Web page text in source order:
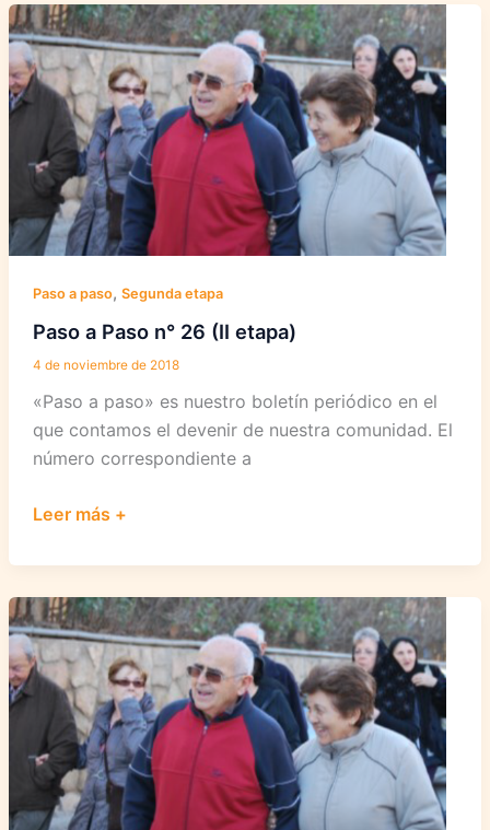
n°
27
(II
etapa)
Paso a paso, Segunda etapa
Paso a Paso n° 26 (II etapa)
4 de noviembre de 2018
«Paso a paso» es nuestro boletín periódico en el
que contamos el devenir de nuestra comunidad. El
número correspondiente a
Paso
Paso
n°
26
(II
etapa)
Leer más +